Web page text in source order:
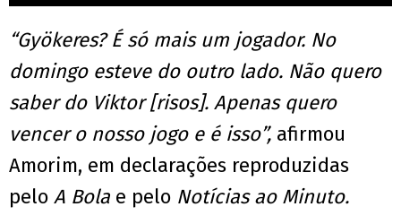
“Gyökeres? É só mais um jogador. No
domingo esteve do outro lado. Não quero
saber do Viktor [risos]. Apenas quero
vencer o nosso jogo e é isso”, afirmou
Amorim, em declarações reproduzidas
pelo A Bola e pelo Notícias ao Minuto.